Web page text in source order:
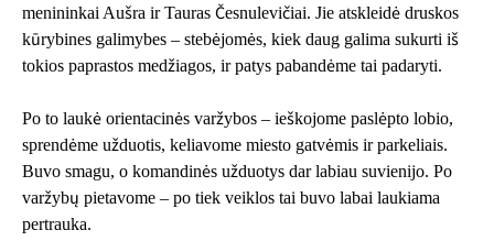
menininkai Aušra ir Tauras Česnulevičiai. Jie atskleidė druskos
kūrybines galimybes – stebėjomės, kiek daug galima sukurti iš
tokios paprastos medžiagos, ir patys pabandėme tai padaryti.
Po to laukė orientacinės varžybos – ieškojome paslėpto lobio,
sprendėme užduotis, keliavome miesto gatvėmis ir parkeliais.
Buvo smagu, o komandinės užduotys dar labiau suvienijo. Po
varžybų pietavome – po tiek veiklos tai buvo labai laukiama
pertrauka.